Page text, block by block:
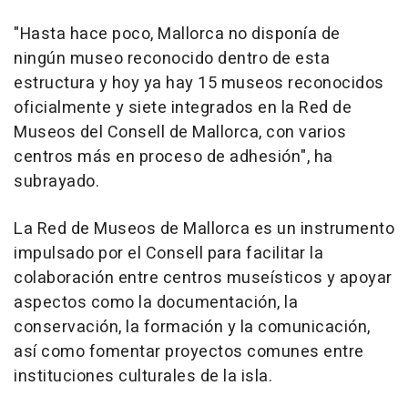
"Hasta hace poco, Mallorca no disponía de
ningún museo reconocido dentro de esta
estructura y hoy ya hay 15 museos reconocidos
oficialmente y siete integrados en la Red de
Museos del Consell de Mallorca, con varios
centros más en proceso de adhesión", ha
subrayado.
La Red de Museos de Mallorca es un instrumento
impulsado por el Consell para facilitar la
colaboración entre centros museísticos y apoyar
aspectos como la documentación, la
conservación, la formación y la comunicación,
así como fomentar proyectos comunes entre
instituciones culturales de la isla.